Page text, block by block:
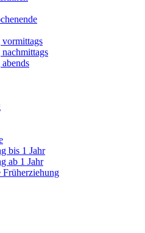
bis 1 Jahr
ab 1 Jahr